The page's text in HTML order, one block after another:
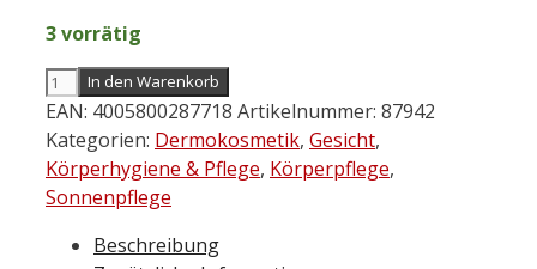
3 vorrätig
EUCERIN
Sun
Oil
Control
Tinted
LSF
In den Warenkorb
EAN: 4005800287718 Artikelnummer: 87942
Kategorien: Dermokosmetik, Gesicht,
Körperhygiene & Pflege, Körperpflege,
Sonnenpflege
Beschreibung